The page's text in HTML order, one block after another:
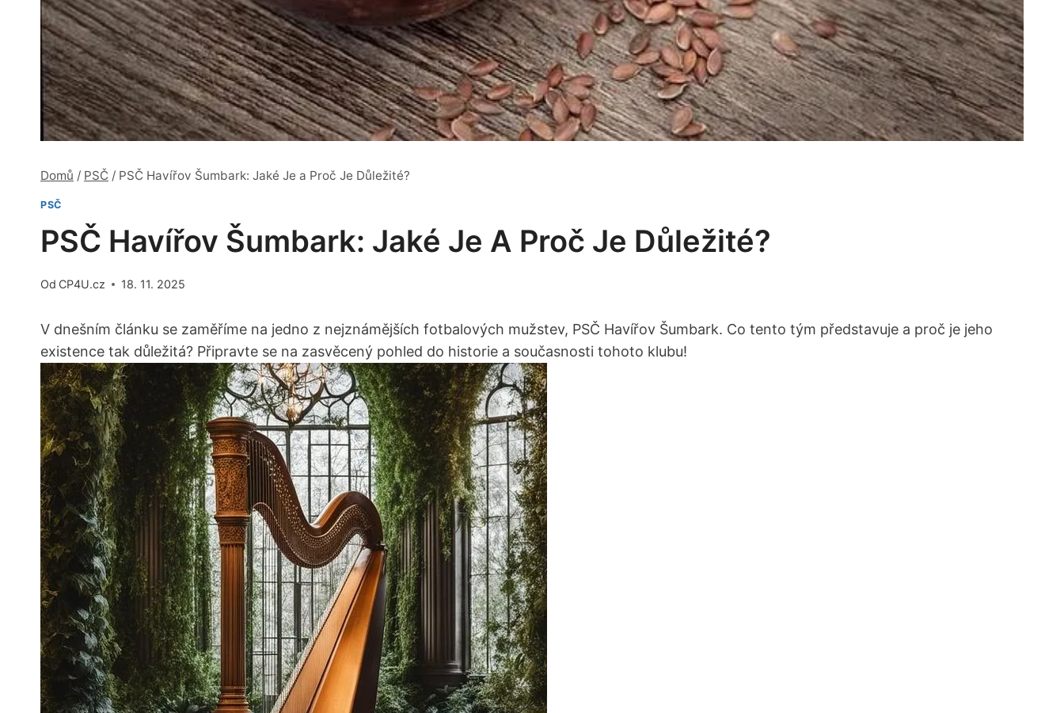
Domů / PSČ / PSČ Havířov Šumbark: Jaké Je a Proč Je Důležité?
PSČ
PSČ Havířov Šumbark: Jaké Je A Proč Je Důležité?
Od CP4U.cz 18. 11. 2025
V dnešním článku se​ zaměříme na jedno ‌z nejznámějších fotbalových mužstev, PSČ Havířov Šumbark. Co tento tým představuje a‌ proč je jeho
existence tak důležitá? Připravte se na zasvěcený pohled ‍do historie a současnosti tohoto klubu!